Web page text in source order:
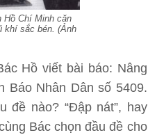
Hồ Chí Minh căn
khí sắc bén. (Ảnh
Hồ viết bài báo: Nâng
Báo Nhân Dân số 5409.
đề nào? “Đập nát”, hay
Bác chọn đầu đề cho